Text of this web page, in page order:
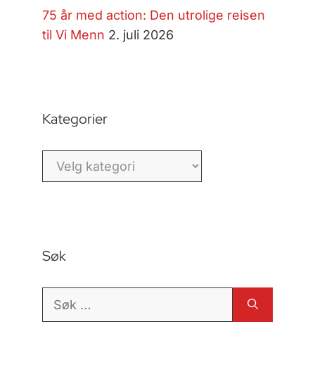
75 år med action: Den utrolige reisen
til Vi Menn 2. juli 2026
Kategorier
Kategorier
Søk
Søk